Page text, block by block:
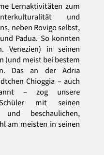
Lernaktivitäten zum
und
neben Rovigo selbst,
Padua. So konnten
Venezien) in seinen
(und meist bei bestem
Das an der Adria
Chioggia – auch
– zog unsere
mit seinen
und beschaulichen,
am meisten in seinen